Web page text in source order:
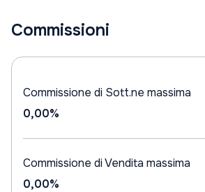
Commissioni
Commissione di Sott.ne massima
0,00%
Commissione di Vendita massima
0,00%